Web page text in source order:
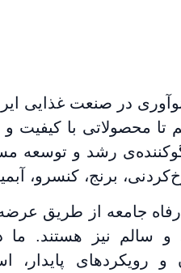
نوآوری در صنعت غذایی
تا محصولاتی با کیفیت و
رشد و توسعه
برنج، کنسرو،
جامعه از طریق
سالم نیز هستند. ما
رویکردهای پایدار،